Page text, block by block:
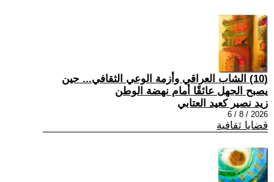
(10) الشاب العراقي وأزمة الوعي الثقافي... حين
يصبح الجهل عائقًا أمام نهضة الوطن
زيد نصير كعيد العتابي
2026 / 8 / 6
قضايا ثقافية